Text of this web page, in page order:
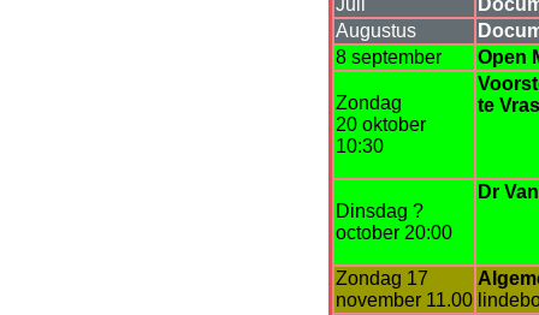
Juli
Augustus
8 september
Open
Zondag
20 oktober
10:30
te
Dinsdag ?
october 20:00
Dr
Zondag 17
november 11.00